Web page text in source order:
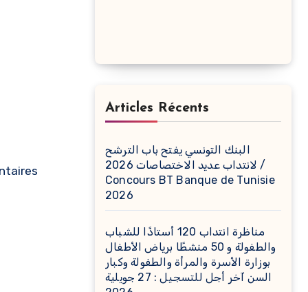
Articles Récents
البنك التونسي يفتح باب الترشح
لانتداب عديد الاختصاصات 2026 /
Concours BT Banque de Tunisie
2026
مناظرة انتداب 120 أستاذًا للشباب
والطفولة و 50 منشطًا برياض الأطفال
بوزارة الأسرة والمرأة والطفولة وكبار
السن آخر أجل للتسجيل : 27 جويلية